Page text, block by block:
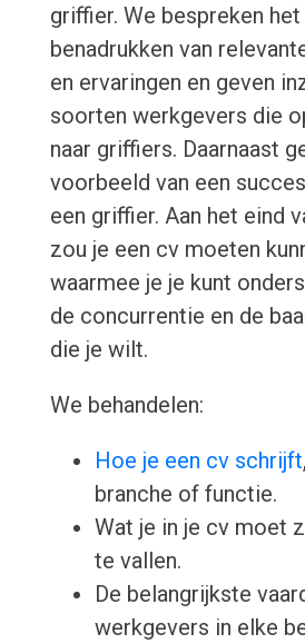
griffier. We bespreken
benadrukken van
en ervaringen en geven
soorten werkgevers die
naar griffiers. Daarnaast
voorbeeld van een
een griffier. Aan het eind
zou je een cv moeten
waarmee je je kunt
de concurrentie en de
die je wilt.
We behandelen:
Hoe je een cv schrijft
branche of functie.
Wat je in je cv moet
te vallen.
De belangrijkste
werkgevers in elke